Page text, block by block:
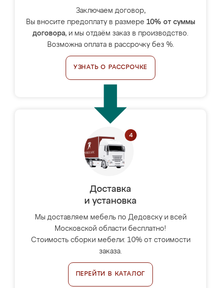
Заключаем договор,
Вы вносите предоплату в размере 10% от суммы
договора, и мы отдаём заказ в производство.
Возможна оплата в рассрочку без %.
УЗНАТЬ О РАССРОЧКЕ
Доставка
и установка
Мы доставляем мебель по Дедовску и всей
Московской области бесплатно!
Стоимость сборки мебели: 10% от стоимости
заказа.
ПЕРЕЙТИ В КАТАЛОГ